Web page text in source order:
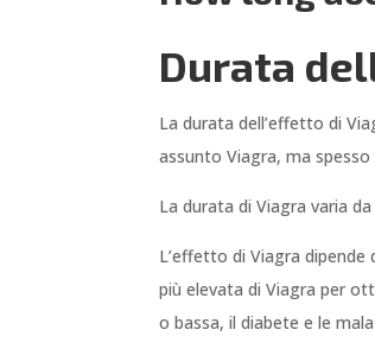
Durata
La durata dell’effetto di
assunto Viagra, ma
La durata di Viagra varia
L’effetto di Viagra
più elevata di Viagra per
o bassa, il diabete e le